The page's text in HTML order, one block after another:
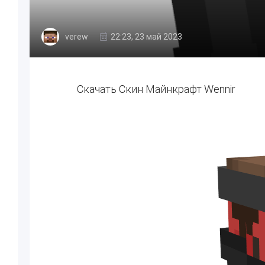
verew 22:23, 23 май 2023
Скачать Скин Майнкрафт Wennir